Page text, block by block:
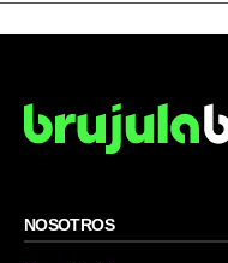
NOSOTROS